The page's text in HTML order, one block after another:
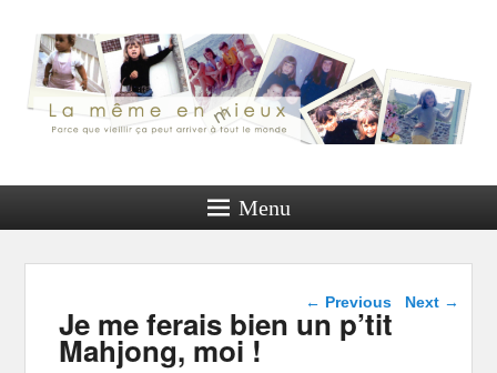
Menu
Post navigation
← Previous Next →
Je me ferais bien un p’tit
Mahjong, moi !